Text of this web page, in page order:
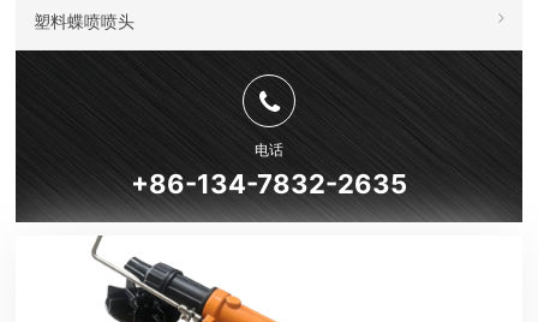
塑料蝶喷喷头
电话
+86-134-7832-2635